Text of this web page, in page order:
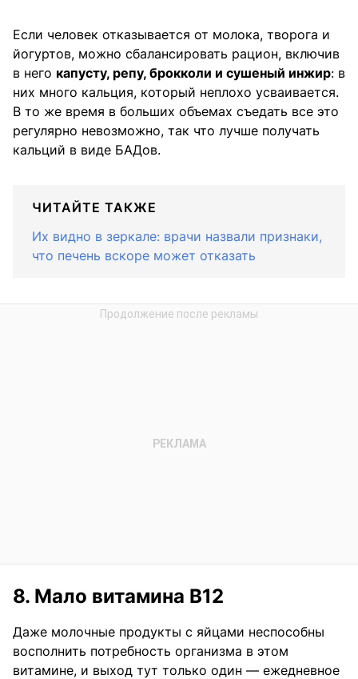
Если человек отказывается от молока, творога и
йогуртов, можно сбалансировать рацион, включив
в него капусту, репу, брокколи и сушеный инжир: в
них много кальция, который неплохо усваивается.
В то же время в больших объемах съедать все это
регулярно невозможно, так что лучше получать
кальций в виде БАДов.
ЧИТАЙТЕ ТАКЖЕ
Их видно в зеркале: врачи назвали признаки,
что печень вскоре может отказать
8. Мало витамина B12
Даже молочные продукты с яйцами неспособны
восполнить потребность организма в этом
витамине, и выход тут только один — ежедневное